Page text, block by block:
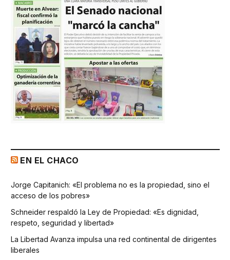
EN EL CHACO
Jorge Capitanich: «El problema no es la propiedad, sino el
acceso de los pobres»
Schneider respaldó la Ley de Propiedad: «Es dignidad,
respeto, seguridad y libertad»
La Libertad Avanza impulsa una red continental de dirigentes
liberales